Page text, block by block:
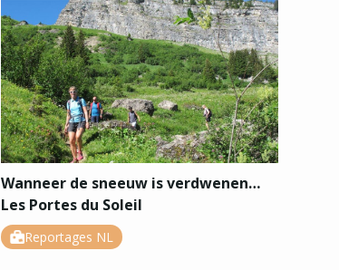
Wanneer de sneeuw is verdwenen…
Les Portes du Soleil
Reportages NL